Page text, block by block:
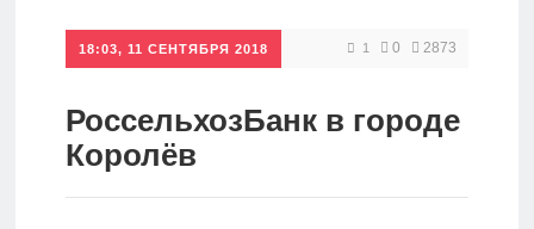
Кредиты
Ипотеки
18:03, 11 СЕНТЯБРЯ 2018 1 0 2873
РоссельхозБанк в городе
Королёв